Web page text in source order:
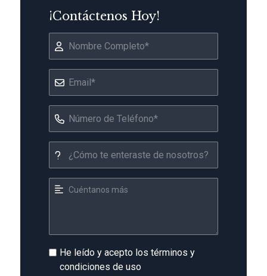
¡Contáctenos Hoy!
He leído y acepto los términos y
condiciones de uso